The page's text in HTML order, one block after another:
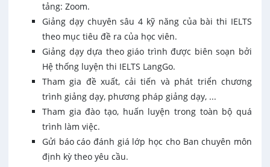
tảng: Zoom.
Giảng dạy chuyên sâu 4 kỹ năng của bài thi IELTS
theo mục tiêu đề ra của học viên.
Giảng dạy dựa theo giáo trình được biên soạn bởi
Hệ thống luyện thi IELTS LangGo.
Tham gia đề xuất, cải tiến và phát triển chương
trình giảng dạy, phương pháp giảng dạy, ...
Tham gia đào tạo, huấn luyện trong toàn bộ quá
trình làm việc.
Gửi báo cáo đánh giá lớp học cho Ban chuyên môn
định kỳ theo yêu cầu.